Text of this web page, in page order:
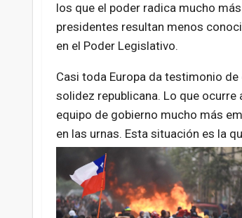
los que el poder radica mucho
presidentes resultan menos
en el Poder Legislativo.
Casi toda Europa da testimonio
solidez republicana. Lo que ocurre
equipo de gobierno mucho más
en las urnas. Esta situación es la